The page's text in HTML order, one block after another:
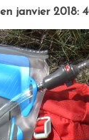
janvier 2018: